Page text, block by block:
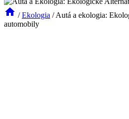
/ Ekologia / Autá a ekologia:
automobily